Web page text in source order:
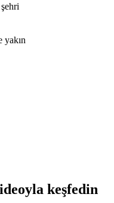
yakın
keşfedin